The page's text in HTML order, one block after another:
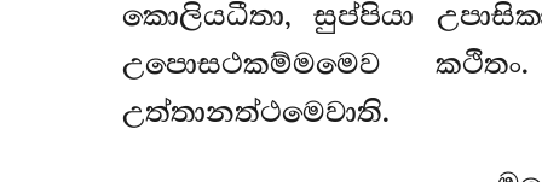
කොලියධීතා, සුප්පියා
උපොසථකම්මමෙව
උත්තානත්ථමෙවාති.